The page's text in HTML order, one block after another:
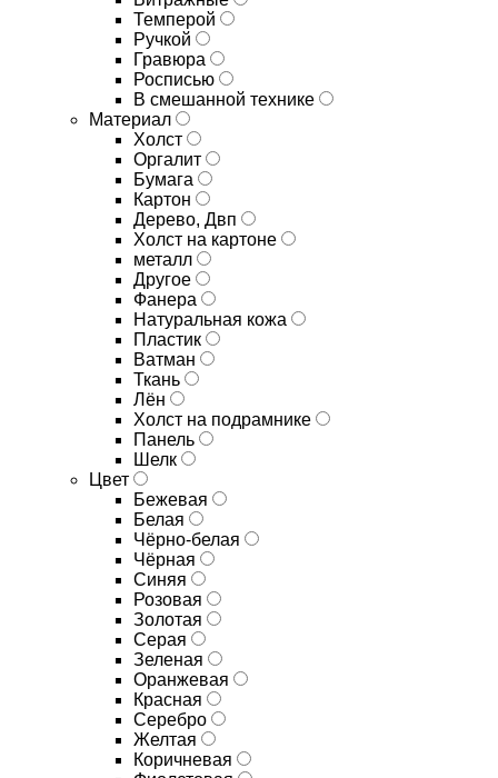
Темперой
Ручкой
Гравюра
Росписью
В смешанной технике
Материал
Холст
Оргалит
Бумага
Картон
Дерево, Двп
Холст на картоне
металл
Другое
Фанера
Натуральная кожа
Пластик
Ватман
Ткань
Лён
Холст на подрамнике
Панель
Шелк
Цвет
Бежевая
Белая
Чёрно-белая
Чёрная
Синяя
Розовая
Золотая
Серая
Зеленая
Оранжевая
Красная
Серебро
Желтая
Коричневая